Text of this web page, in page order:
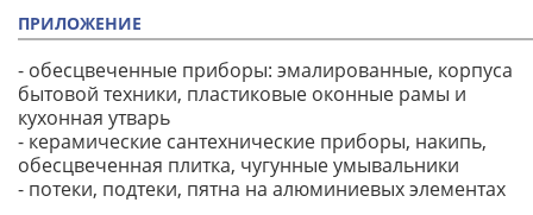
ПРИЛОЖЕНИЕ
- обесцвеченные приборы: эмалированные, корпуса
бытовой техники, пластиковые оконные рамы и
кухонная утварь
- керамические сантехнические приборы, накипь,
обесцвеченная плитка, чугунные умывальники
- потеки, подтеки, пятна на алюминиевых элементах